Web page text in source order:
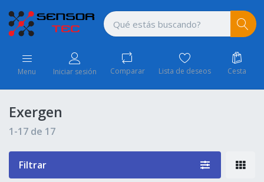
Menu Iniciar sesión Comparar Lista de deseos Cesta
Exergen
1-17 de 17
Filtrar